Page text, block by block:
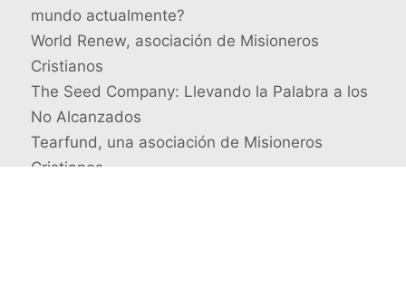
mundo actualmente?
World Renew, asociación de Misioneros
Cristianos
The Seed Company: Llevando la Palabra a los
No Alcanzados
Tearfund, una asociación de Misioneros
Cristianos